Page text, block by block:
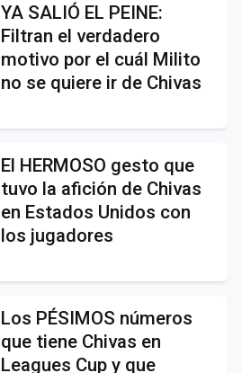
YA SALIÓ EL PEINE:
Filtran el verdadero
motivo por el cuál Milito
no se quiere ir de Chivas
El HERMOSO gesto que
tuvo la afición de Chivas
en Estados Unidos con
los jugadores
Los PÉSIMOS números
que tiene Chivas en
Leagues Cup y que